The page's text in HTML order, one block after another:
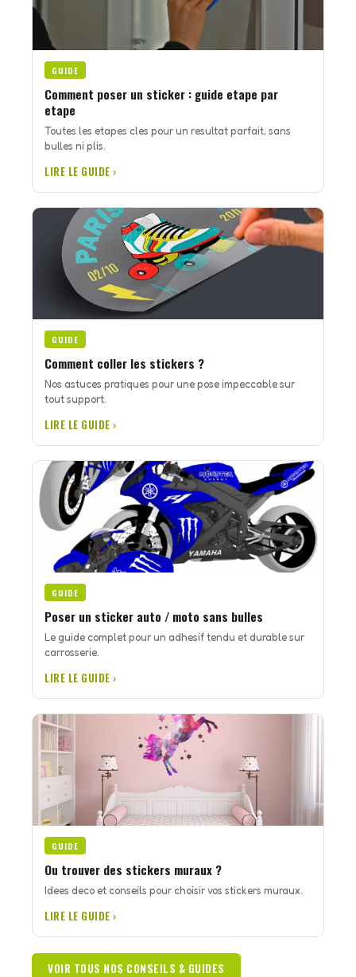
GUIDE
Comment poser un sticker : guide etape par
etape
Toutes les etapes cles pour un resultat parfait, sans
bulles ni plis.
LIRE LE GUIDE ›
GUIDE
Comment coller les stickers ?
Nos astuces pratiques pour une pose impeccable sur
tout support.
LIRE LE GUIDE ›
GUIDE
Poser un sticker auto / moto sans bulles
Le guide complet pour un adhesif tendu et durable sur
carrosserie.
LIRE LE GUIDE ›
GUIDE
Ou trouver des stickers muraux ?
Idees deco et conseils pour choisir vos stickers muraux.
LIRE LE GUIDE ›
VOIR TOUS NOS CONSEILS & GUIDES